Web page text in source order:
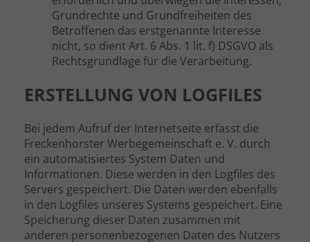
Grundrechte und Grundfreiheiten des
Betroffenen das erstgenannte Interesse
nicht, so dient Art. 6 Abs. 1 lit. f) DSGVO als
Rechtsgrundlage für die Verarbeitung.
ERSTELLUNG VON LOGFILES
Bei jedem Aufruf der Internetseite erfasst die
Freckenhorster Werbegemeinschaft e. V. durch
ein automatisiertes System Daten und
Informationen. Diese werden in den Logfiles des
Servers gespeichert. Die Daten werden ebenfalls
in den Logfiles unseres Systems gespeichert. Eine
Speicherung dieser Daten zusammen mit
anderen personenbezogenen Daten des Nutzers